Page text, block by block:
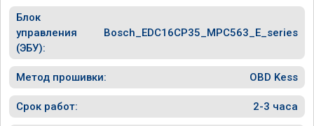
Блок
управления
(ЭБУ):
Bosch_EDC16CP35_MPC563_E_series
Метод прошивки: OBD Kess
Срок работ: 2-3 часа